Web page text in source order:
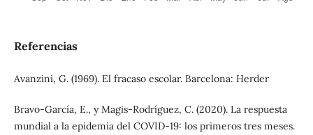
Referencias
Avanzini, G. (1969). El fracaso escolar. Barcelona: Herder
Bravo-García, E., y Magis-Rodríguez, C. (2020). La respuesta
mundial a la epidemia del COVID-19: los primeros tres meses.